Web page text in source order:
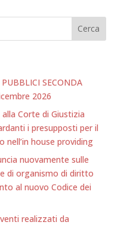
SECONDA
2026
Corte di Giustizia
i presupposti per il
house providing
nuovamente sulle
di organismo di diritto
al nuovo Codice dei
realizzati da